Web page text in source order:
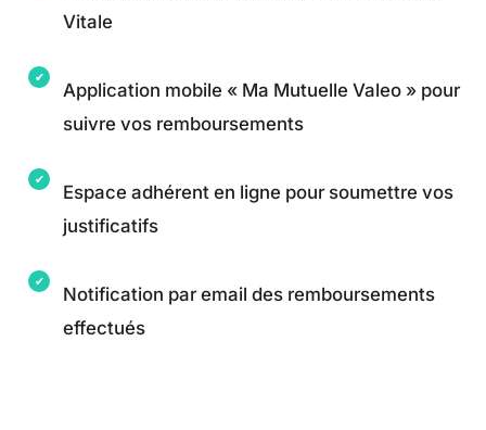
Vitale
Application mobile « Ma Mutuelle Valeo » pour
suivre vos remboursements
Espace adhérent en ligne pour soumettre vos
justificatifs
Notification par email des remboursements
effectués